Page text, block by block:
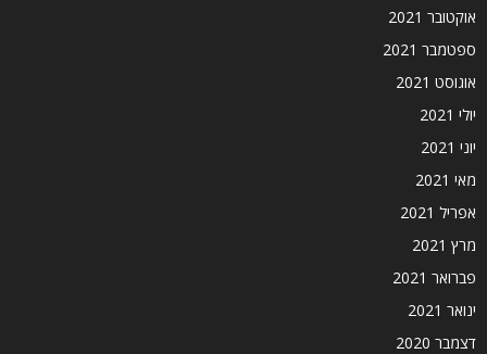
אוקטובר 2021
ספטמבר 2021
אוגוסט 2021
יולי 2021
יוני 2021
מאי 2021
אפריל 2021
מרץ 2021
פברואר 2021
ינואר 2021
דצמבר 2020